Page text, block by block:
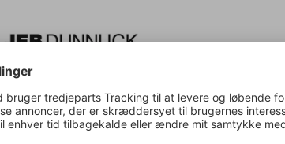
Jeb Dunnuck om:
The 2019 Barolo Sperss is rich with dark mineral
mouthwatering, it has a powerful structure while
with gripping tannins, fresh acidity, and notes of